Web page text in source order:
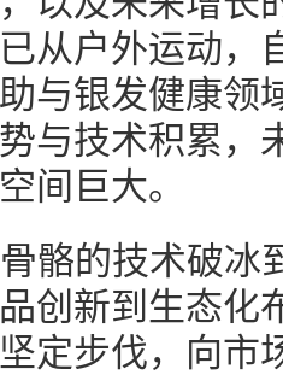
从户外运动，
与银发健康领
与技术积累，
间巨大。
骼的技术破冰
创新到生态化
定步伐，向市